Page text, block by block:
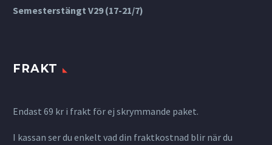
Semesterstängt V29 (17-21/7)
FRAKT
Endast 69 kr i frakt för ej skrymmande paket.
I kassan ser du enkelt vad din fraktkostnad blir när du